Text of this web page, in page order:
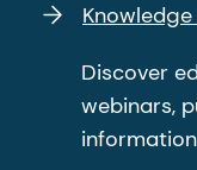
Discover
webinars,